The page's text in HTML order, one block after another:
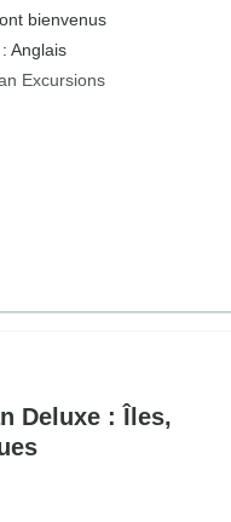
bienvenus
Anglais
Excursions
Deluxe : Îles,